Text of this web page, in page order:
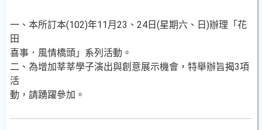
一、本所訂本(102)年11月23、24日(星期六、日)辦理「花
田
喜事．風情橋頭」系列活動。
二、為增加莘莘學子演出與創意展示機會，特舉辦旨揭3項
活
動，請踴躍參加。